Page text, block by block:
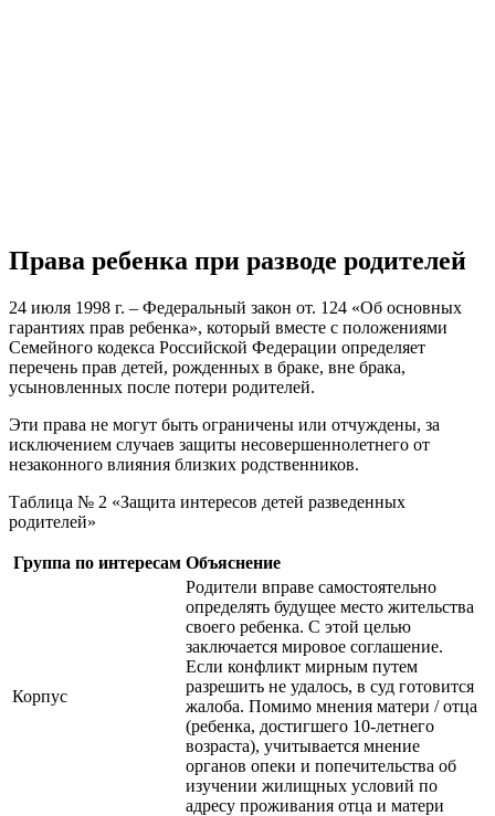
Права ребенка при разводе родителей
24 июля 1998 г. – Федеральный закон от. 124 «Об основных
гарантиях прав ребенка», который вместе с положениями
Семейного кодекса Российской Федерации определяет
перечень прав детей, рожденных в браке, вне брака,
усыновленных после потери родителей.
Эти права не могут быть ограничены или отчуждены, за
исключением случаев защиты несовершеннолетнего от
незаконного влияния близких родственников.
Таблица № 2 «Защита интересов детей разведенных
родителей»
Группа по интересам Объяснение
Корпус
Родители вправе самостоятельно
определять будущее место жительства
своего ребенка. С этой целью
заключается мировое соглашение.
Если конфликт мирным путем
разрешить не удалось, в суд готовится
жалоба. Помимо мнения матери / отца
(ребенка, достигшего 10-летнего
возраста), учитывается мнение
органов опеки и попечительства об
изучении жилищных условий по
адресу проживания отца и матери